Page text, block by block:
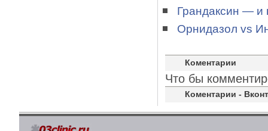
Грандаксин — и
Орнидазол vs
Коментарии
Что бы
Коментарии -